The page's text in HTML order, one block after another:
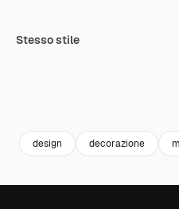
Stesso stile
design decorazione